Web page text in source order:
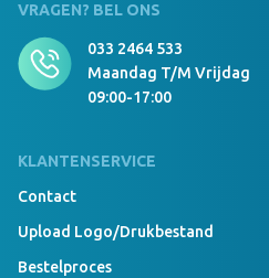
VRAGEN? BEL ONS
033 2464 533
Maandag T/m Vrijdag
09:00-17:00
KLANTENSERVICE
Contact
Upload Logo/drukbestand
Bestelproces